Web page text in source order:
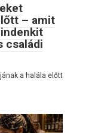
– amit
családi
a halála előtt